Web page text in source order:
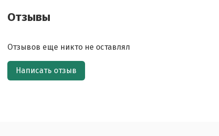
Отзывы
Отзывов еще никто не оставлял
Написать отзыв